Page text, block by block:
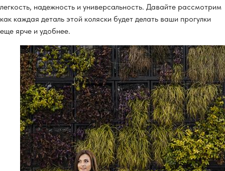
легкость, надежность и универсальность. Давайте рассмотрим
как каждая деталь этой коляски будет делать ваши прогулки
еще ярче и удобнее.